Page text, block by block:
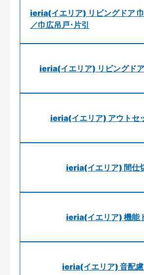
ieria(イエリア) リビングドア
／巾広吊戸･片引
ieria(イエリア) リビングド
ieria(イエリア) アウトセ
ieria(イエリア) 間仕
ieria(イエリア) 機能
ieria(イエリア) 音配